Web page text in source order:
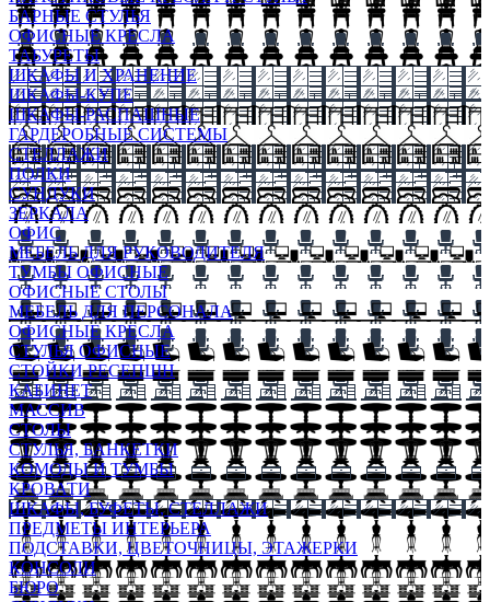
БАРНЫЕ СТУЛЬЯ
ОФИСНЫЕ КРЕСЛА
ТАБУРЕТЫ
ШКАФЫ И ХРАНЕНИЕ
ШКАФЫ-КУПЕ
ШКАФЫ-РАСПАШНЫЕ
ГАРДЕРОБНЫЕ СИСТЕМЫ
СТЕЛЛАЖИ
ПОЛКИ
СУНДУКИ
ЗЕРКАЛА
ОФИС
МЕБЕЛЬ ДЛЯ РУКОВОДИТЕЛЯ
ТУМБЫ ОФИСНЫЕ
ОФИСНЫЕ СТОЛЫ
МЕБЕЛЬ ДЛЯ ПЕРСОНАЛА
ОФИСНЫЕ КРЕСЛА
СТУЛЬЯ ОФИСНЫЕ
СТОЙКИ РЕСЕПШН
КАБИНЕТ
МАССИВ
СТОЛЫ
СТУЛЬЯ, БАНКЕТКИ
КОМОДЫ И ТУМБЫ
КРОВАТИ
ШКАФЫ, БУФЕТЫ, СТЕЛЛАЖИ
ПРЕДМЕТЫ ИНТЕРЬЕРА
ПОДСТАВКИ, ЦВЕТОЧНИЦЫ, ЭТАЖЕРКИ
КОНСОЛИ
БЮРО